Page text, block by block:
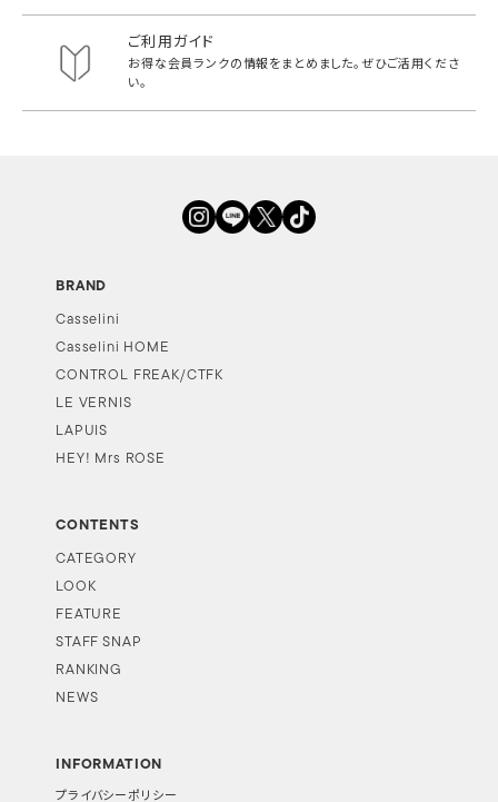
ご利用ガイド
お得な会員ランクの情報をまとめました。ぜひご活用くださ
い。
BRAND
Casselini
Casselini HOME
CONTROL FREAK/CTFK
LE VERNIS
LAPUIS
HEY! Mrs ROSE
CONTENTS
CATEGORY
LOOK
FEATURE
STAFF SNAP
RANKING
NEWS
INFORMATION
プライバシーポリシー